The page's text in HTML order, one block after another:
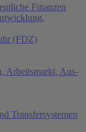
Finanzen
(FDZ)
Arbeitsmarkt, Aus-
Transfersystemen